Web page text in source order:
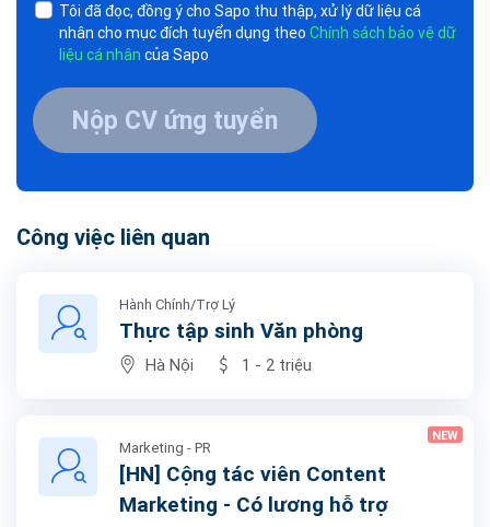
Tôi đã đọc, đồng ý cho Sapo thu thập, xử lý dữ liệu cá
nhân cho mục đích tuyển dụng theo Chính sách bảo vệ dữ
liệu cá nhân của Sapo
Nộp CV ứng tuyển
Công việc liên quan
Hành Chính/Trợ Lý
Thực tập sinh Văn phòng
Hà Nội 1 - 2 triệu
NEW
Marketing - PR
[HN] Cộng tác viên Content
Marketing - Có lương hỗ trợ